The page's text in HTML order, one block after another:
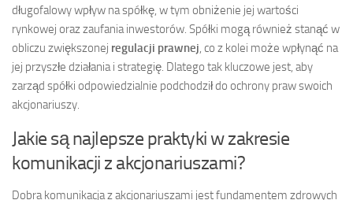
długofalowy wpływ na spółkę, w tym obniżenie jej wartości
rynkowej oraz zaufania inwestorów. Spółki mogą również stanąć w
obliczu zwiększonej regulacji prawnej, co z kolei może wpłynąć na
jej przyszłe działania i strategię. Dlatego tak kluczowe jest, aby
zarząd spółki odpowiedzialnie podchodził do ochrony praw swoich
akcjonariuszy.
Jakie są najlepsze praktyki w zakresie
komunikacji z akcjonariuszami?
Dobra komunikacja z akcjonariuszami jest fundamentem zdrowych